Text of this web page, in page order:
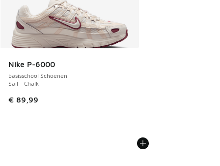
Nike P-6000
basisschool Schoenen
Sail - Chalk
€ 89,99